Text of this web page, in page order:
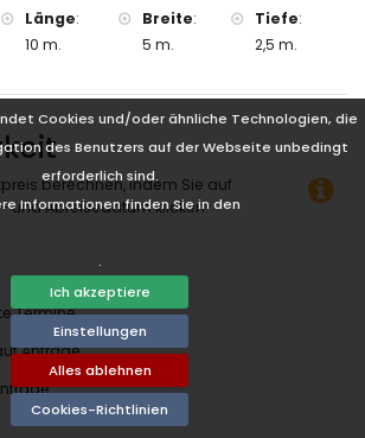
Cookies und/oder ähnliche Technologien, die
des Benutzers auf der Webseite unbedingt
erforderlich sind.
Informationen finden Sie in den
.
Ich akzeptiere
Einstellungen
Alles ablehnen
Cookies-Richtlinien
Länge:
10 m.
Breite:
5 m.
Tiefe:
2,5 m.
berechnen, indem Sie auf
und Abreisedatum klicken!
Termine
Anfrage